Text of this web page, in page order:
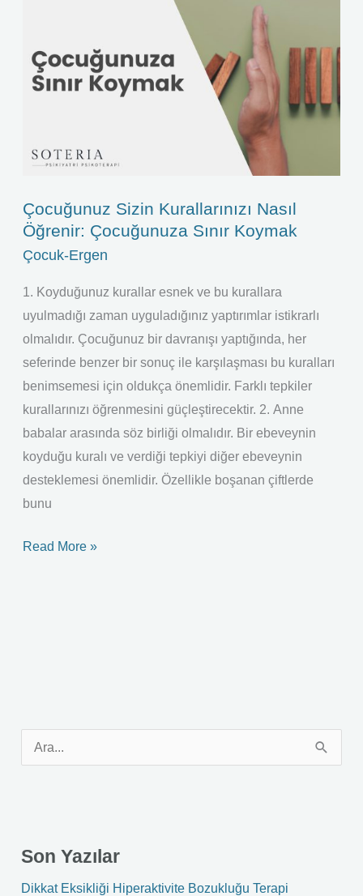
Çocuğunuz Sizin Kurallarınızı Nasıl
Öğrenir: Çocuğunuza Sınır Koymak
Çocuk-Ergen
1. Koyduğunuz kurallar esnek ve bu kurallara
uyulmadığı zaman uyguladığınız yaptırımlar istikrarlı
olmalıdır. Çocuğunuz bir davranışı yaptığında, her
seferinde benzer bir sonuç ile karşılaşması bu kuralları
benimsemesi için oldukça önemlidir. Farklı tepkiler
kurallarınızı öğrenmesini güçleştirecektir. 2. Anne
babalar arasında söz birliği olmalıdır. Bir ebeveynin
koyduğu kuralı ve verdiği tepkiyi diğer ebeveynin
desteklemesi önemlidir. Özellikle boşanan çiftlerde
bunu
Kurallarınızı
Nasıl
Sınır
Read More »
c
h
Son Yazılar
Dikkat Eksikliği Hiperaktivite Bozukluğu Terapi